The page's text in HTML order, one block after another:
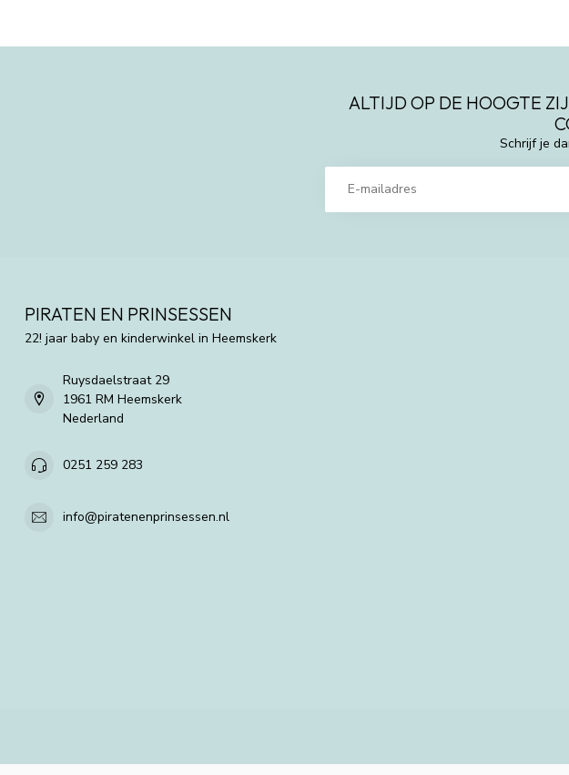
ALTIJD OP DE HOOGTE
Schrijf je
PIRATEN EN PRINSESSEN
22! jaar baby en kinderwinkel in Heemskerk
Ruysdaelstraat 29
1961 RM Heemskerk
Nederland
0251 259 283
info@piratenenprinsessen.nl